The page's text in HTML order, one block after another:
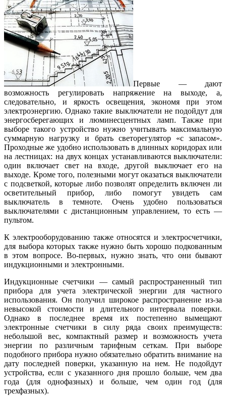
Первые — дают
возможность регулировать напряжение на выходе, а,
следовательно, и яркость освещения, экономя при этом
электроэнергию. Однако такие выключатели не подойдут для
энергосберегающих и люминесцентных ламп. Также при
выборе такого устройство нужно учитывать максимальную
суммарную нагрузку и брать светорегулятор «с запасом».
Проходные же удобно использовать в длинных коридорах или
на лестницах: на двух концах устанавливаются выключатели:
один включает свет на входе, другой выключает его на
выходе. Кроме того, полезными могут оказаться выключатели
с подсветкой, которые либо позволят определить включен ли
осветительный прибор, либо помогут увидеть сам
выключатель в темноте. Очень удобно пользоваться
выключателями с дистанционным управлением, то есть —
пультом.
К электрооборудованию также относятся и электросчетчики,
для выбора которых также нужно быть хорошо подкованным
в этом вопросе. Во-первых, нужно знать, что они бывают
индукционными и электронными.
Индукционные счетчики — самый распространенный тип
прибора для учета электрической энергии для частного
использования. Он получил широкое распространение из-за
невысокой стоимости и длительного интервала поверки.
Однако в последнее время их постепенно вымещают
электронные счетчики в силу ряда своих преимуществ:
небольшой вес, компактный размер и возможность учета
энергии по различным тарифным сеткам. При выборе
подобного прибора нужно обязательно обратить внимание на
дату последней поверки, указанную на нем. Не подойдут
устройства, если с указанного дня прошло больше, чем два
года (для однофазных) и больше, чем один год (для
трехфазных).